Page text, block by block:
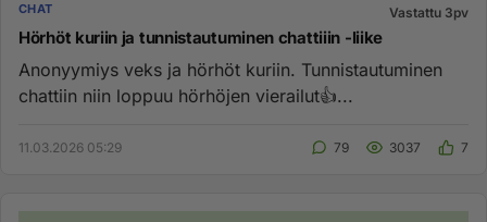
CHAT Vastattu 3pv
Hörhöt kuriin ja tunnistautuminen chattiiin -liike
Anonyymiys veks ja hörhöt kuriin. Tunnistautuminen
chattiin niin loppuu hörhöjen vierailut👍...
11.03.2026 05:29 79 3037 7